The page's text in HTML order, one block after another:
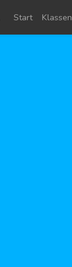
Start Klassen